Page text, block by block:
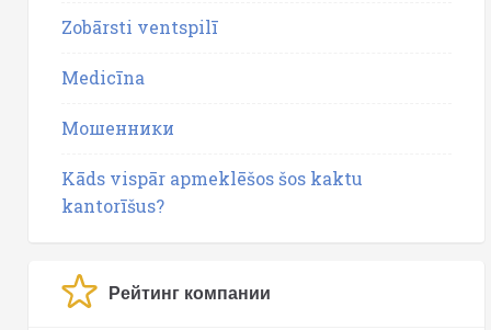
Zobārsti ventspilī
Medicīna
Мошенники
Kāds vispār apmeklēšos šos kaktu
kantorīšus?
Рейтинг компании